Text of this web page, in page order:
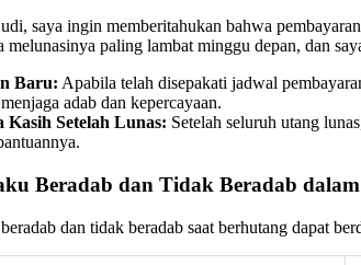
saya ingin memberitahukan bahwa
melunasinya paling lambat minggu depan, dan
Baru: Apabila telah disepakati jadwal
adab dan kepercayaan.
Kasih Setelah Lunas: Setelah seluruh utang
Beradab dan Tidak Beradab
dan tidak beradab saat berhutang dapat